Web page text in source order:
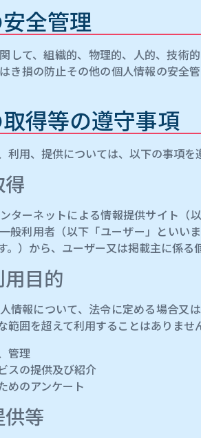
全管理
して、組織的、物理的、人的、技術
き損の防止その他の個人情報の安全
得等の遵守事項
用、提供については、以下の事項を
ターネットによる情報提供サイト（
般利用者（以下「ユーザー」といい
。）から、ユーザー又は掲載主に係る
目的
情報について、法令に定める場合又
囲を超えて利用することはありませ
管理
スの提供及び紹介
めのアンケート
等